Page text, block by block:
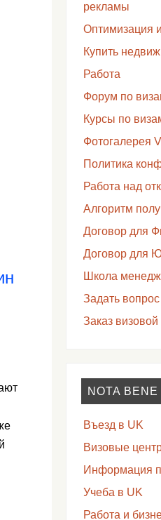
рекламы
Оптимизация
Купить
Работа
Форум по
Курсы по
Фотогалерея
Политика
Работа над
Алгоритм
Договор для
Договор для
Школа
Задать
Заказ
NOTA BENE
Въезд в UK
Визовые
Информация
Учеба в UK
Работа и